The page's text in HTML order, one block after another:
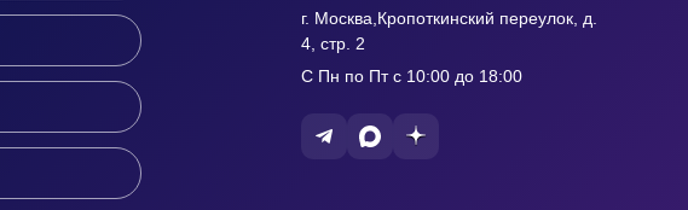
г. Москва,Кропоткинский переулок, д.
4, стр. 2
С Пн по Пт с 10:00 до 18:00